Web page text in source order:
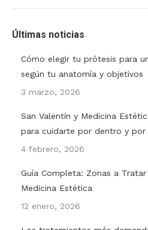
Últimas noticias
Cómo elegir tu prótesis para
según tu anatomía y objetivos
3 marzo, 2026
San Valentín y Medicina
para cuidarte por dentro y por
4 febrero, 2026
Guía Completa: Zonas a
Medicina Estética
12 enero, 2026